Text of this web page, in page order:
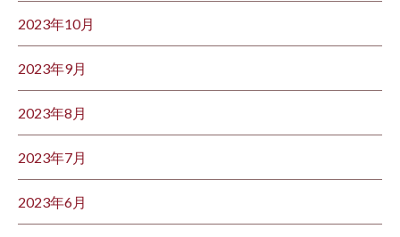
2023年10月
2023年9月
2023年8月
2023年7月
2023年6月